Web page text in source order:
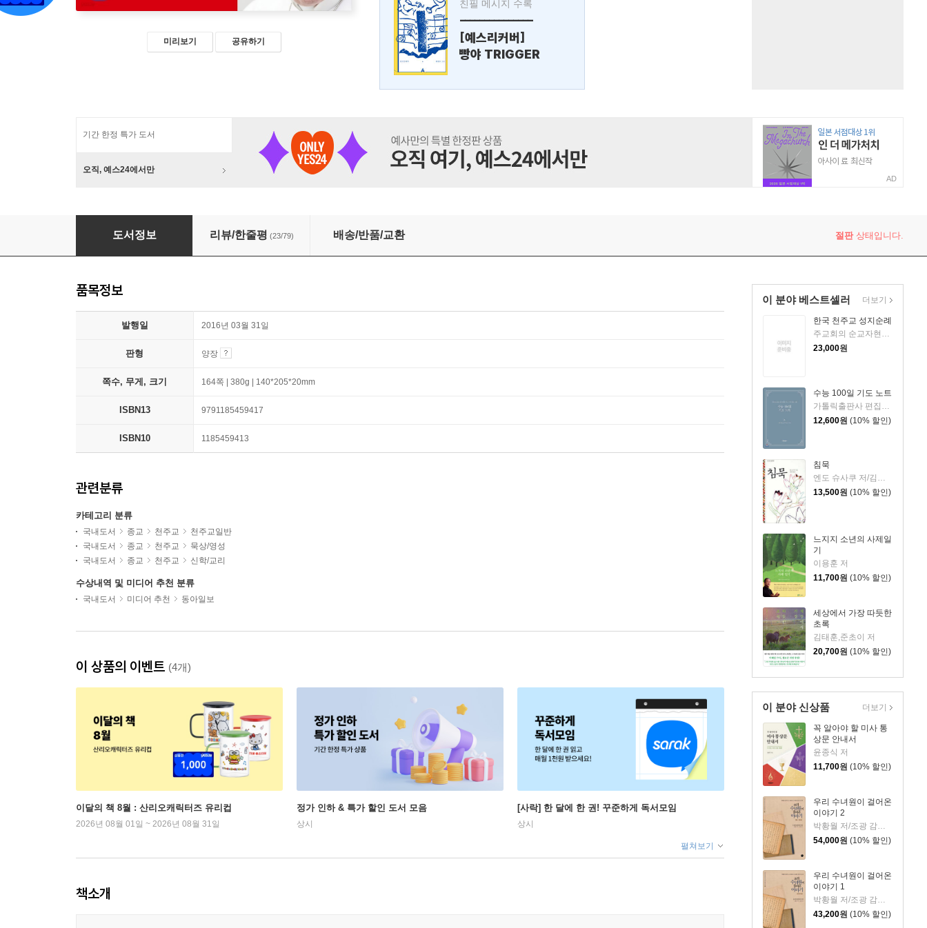
미리보기 공유하기
친필 메시지 수록
---------------
[예스리커버]
빵야 TRIGGER
기간 한정 특가 도서
오직, 예스24에서만
AD
신의 이름은 자비입니다
도서정보 리뷰/한줄평 (23/79) 배송/반품/교환 절판상태입니다.
이 분야 베스트셀러
한국 천주교 성지순례
주교회의 순교자현양과 성지순례사목 위원회 저
23,000원
수능 100일 기도 노트
12,600원 (10% 할인)
침묵
13,500원 (10% 할인)
느지지 소년의 사제일
기
이용훈 저
11,700원 (10% 할인)
세상에서 가장 따듯한
초록
김태훈,준초이 저
20,700원 (10% 할인)
더보기
이 분야 신상품
꼭 알아야 할 미사 통
상문 안내서
윤종식 저
11,700원 (10% 할인)
우리 수녀원이 걸어온
이야기 2
박황월 저/조광 감수/김영수 역
54,000원 (10% 할인)
우리 수녀원이 걸어온
이야기 1
박황월 저/조광 감수/김영수 역
43,200원 (10% 할인)
더보기
품목정보
발행일 2016년 03월 31일
판형 양장
쪽수, 무게, 크기 164쪽 | 380g | 140*205*20mm
ISBN13 9791185459417
ISBN10 1185459413
관련분류
카테고리 분류
국내도서 종교 천주교
천주교일반
국내도서
종교 천주교
묵상/영성
국내도서
종교 천주교 신학/교리
수상내역 및 미디어 추천 분류
국내도서 미디어 추천 동아일보
이 상품의 이벤트 (4개)
이달의 책 8월 : 산리오캐릭터즈 유리컵
2026년 08월 01일 ~ 2026년 08월 31일
정가 인하 & 특가 할인 도서 모음
상시
[사락] 한 달에 한 권! 꾸준하게 독서모임
상시
펼쳐보기
책소개